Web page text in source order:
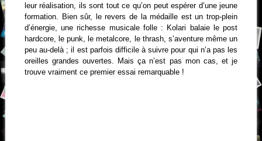
leur réalisation, ils sont tout ce qu’on peut espérer d’une jeune
formation. Bien sûr, le revers de la médaille est un trop-plein
d’énergie, une richesse musicale folle : Kolari balaie le post
hardcore, le punk, le metalcore, le thrash, s’aventure même un
peu au-delà ; il est parfois difficile à suivre pour qui n’a pas les
oreilles grandes ouvertes. Mais ça n’est pas mon cas, et je
trouve vraiment ce premier essai remarquable !